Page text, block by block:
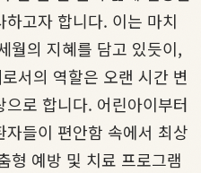
고자 합니다. 이는 마치
월의 지혜를 담고 있듯이,
로서의 역할은 오랜 시간 변
로 합니다. 어린아이부터
들이 편안함 속에서 최상
형 예방 및 치료 프로그램